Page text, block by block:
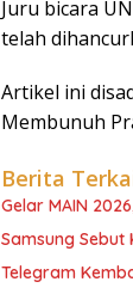
Juru bicara
telah
Artikel ini
Membunuh
Berita
Gelar MAIN
Samsung Sebut
Telegram